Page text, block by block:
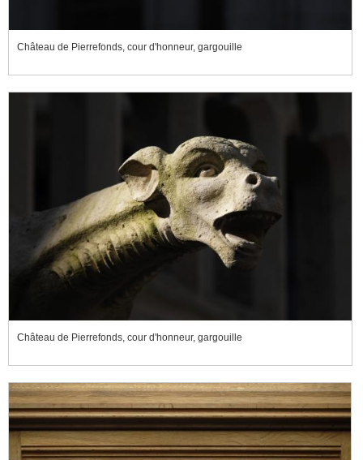
Château de Pierrefonds, cour d'honneur, gargouille
Château de Pierrefonds, cour d'honneur, gargouille